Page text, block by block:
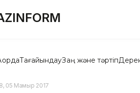
ТағайындауЗаң және тәртіп
05 Мамыр 2017